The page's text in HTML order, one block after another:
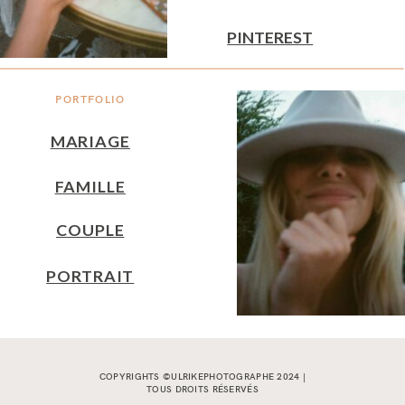
PORTFOLIO
MARIAGE
FAMILLE
PINTEREST
COUPLE
PORTRAIT
COPYRIGHTS ©ULRIKEPHOTOGRAPHE 2024 |
TOUS DROITS RÉSERVÉS